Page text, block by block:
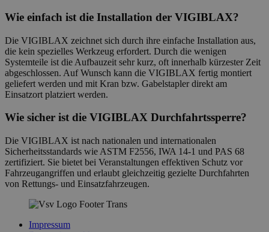
Wie einfach ist die Installation der VIGIBLAX?
Die VIGIBLAX zeichnet sich durch ihre einfache Installation aus,
die kein spezielles Werkzeug erfordert. Durch die wenigen
Systemteile ist die Aufbauzeit sehr kurz, oft innerhalb kürzester Zeit
abgeschlossen. Auf Wunsch kann die VIGIBLAX fertig montiert
geliefert werden und mit Kran bzw. Gabelstapler direkt am
Einsatzort platziert werden.
Wie sicher ist die VIGIBLAX Durchfahrtssperre?
Die VIGIBLAX ist nach nationalen und internationalen
Sicherheitsstandards wie ASTM F2556, IWA 14-1 und PAS 68
zertifiziert. Sie bietet bei Veranstaltungen effektiven Schutz vor
Fahrzeugangriffen und erlaubt gleichzeitig gezielte Durchfahrten
von Rettungs- und Einsatzfahrzeugen.
Impressum